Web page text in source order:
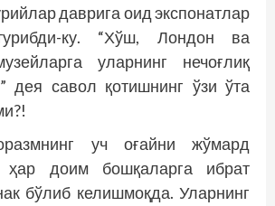
даврига оид экспонатлар
ку. “Хўш, Лондон ва
уларнинг нечоғлиқ
дея савол қотишнинг ўзи ўта
уч оғайни жўмард
ҳар доим бошқаларга ибрат
бўлиб келишмоқда. Уларнинг